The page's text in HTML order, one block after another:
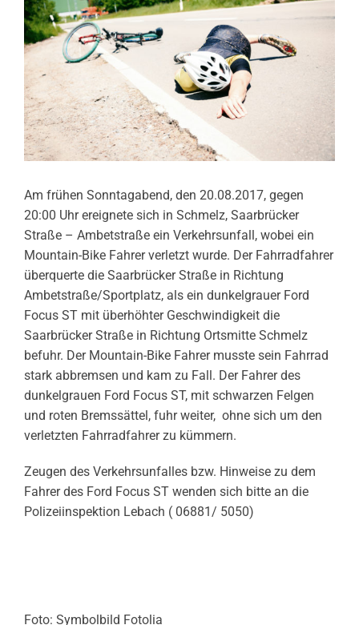
Am frühen Sonntagabend, den 20.08.2017, gegen
20:00 Uhr ereignete sich in Schmelz, Saarbrücker
Straße – Ambetstraße ein Verkehrsunfall, wobei ein
Mountain-Bike Fahrer verletzt wurde. Der Fahrradfahrer
überquerte die Saarbrücker Straße in Richtung
Ambetstraße/Sportplatz, als ein dunkelgrauer Ford
Focus ST mit überhöhter Geschwindigkeit die
Saarbrücker Straße in Richtung Ortsmitte Schmelz
befuhr. Der Mountain-Bike Fahrer musste sein Fahrrad
stark abbremsen und kam zu Fall. Der Fahrer des
dunkelgrauen Ford Focus ST, mit schwarzen Felgen
und roten Bremssättel, fuhr weiter, ohne sich um den
verletzten Fahrradfahrer zu kümmern.
Zeugen des Verkehrsunfalles bzw. Hinweise zu dem
Fahrer des Ford Focus ST wenden sich bitte an die
Polizeiinspektion Lebach ( 06881/ 5050)
Foto: Symbolbild Fotolia